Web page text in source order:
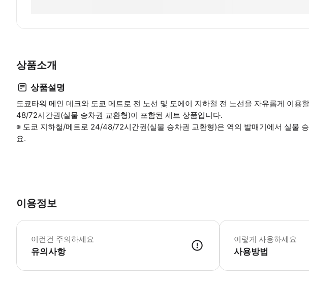
상품소개
상품설명
도쿄타워 메인 데크와 도쿄 메트로 전 노선 및 도에이 지하철 전 노선을 자유롭게 이용
48/72시간권(실물 승차권 교환형)이 포함된 세트 상품입니다.
※ 도쿄 지하철/메트로 24/48/72시간권(실물 승차권 교환형)은 역의 발매기에서 실물
요.
이용정보
이런건 주의하세요
유의사항
이렇게 사용하세요
사용방법